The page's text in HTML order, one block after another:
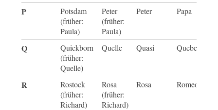
P
Potsdam
(früher:
Paula)
Peter
(früher:
Paula)
Peter Papa
Q
Quickborn
(früher:
Quelle)
Quelle Quasi Quebec
R
Rostock
(früher:
Richard)
Rosa
(früher:
Richard)
Rosa Romeo